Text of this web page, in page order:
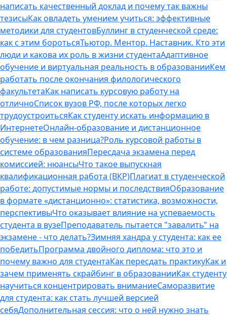
написать качественный доклад и почему так важны
тезисыКак овладеть умением учиться: эффективные
методики для студентовБуллинг в студенческой среде:
как с этим боротьсяТьютор. Ментор. Наставник. Кто эти
люди и какова их роль в жизни студентаАдаптивное
обучение и виртуальная реальность в образованииКем
работать после окончания филологического
факультетаКак написать курсовую работу на
отличноСписок вузов РФ, после которых легко
трудоустроитьсяКак студенту искать информацию в
ИнтернетеОнлайн-образование и дистанционное
обучение: в чем разница?Роль курсовой работы в
системе образованияПересдача экзамена перед
комиссией: нюансыЧто такое выпускная
квалификационная работа (ВКР)Плагиат в студенческой
работе: допустимые нормы и последствияОбразование
в формате «дистанционно»: статистика, возможности,
перспективыЧто оказывает влияние на успеваемость
студента в вузеПреподаватель пытается "завалить" на
экзамене - что делать?Зимняя хандра у студента: как ее
победитьПрограмма двойного диплома: что это и
почему важно для студентаКак пересдать практикуКак и
зачем применять скрайбинг в образованииКак студенту
научиться концентрировать вниманиеСаморазвитие
для студента: как стать лучшей версией
себяДополнительная сессия: что о ней нужно знать